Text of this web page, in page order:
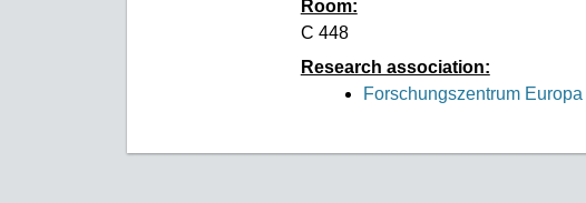
Room:
C 448
Research association:
Forschungszentrum Europa